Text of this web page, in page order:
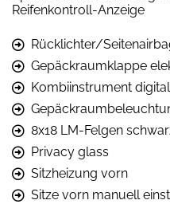
Reifenkontroll-Anzeige
Rücklichter/
Gepäckraumklappe
Kombiinstrument digital
8x18 LM-Felgen
Privacy glass
Sitzheizung vorn
Sitze vorn manuell